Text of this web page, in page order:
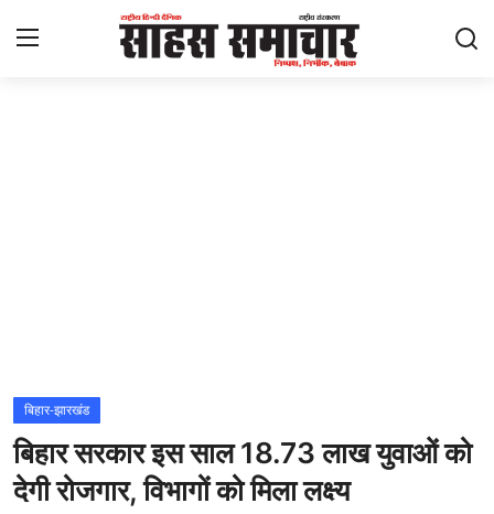
राज्य
अंतराष्ट्रीय
बिहार-झारखंड
बिहार सरकार इस साल 18.73 लाख युवाओं को
देगी रोजगार, विभागों को मिला लक्ष्य